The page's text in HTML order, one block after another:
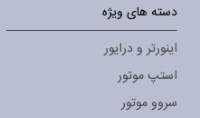
دسته های ویژه
اینورتر و درایور
استپ موتور
سروو موتور